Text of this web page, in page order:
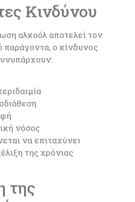
Κινδύνου
αλκοόλ αποτελεί τον
παράγοντα, ο κίνδυνος
νόσος
να επιταχύνει
της χρόνιας
της